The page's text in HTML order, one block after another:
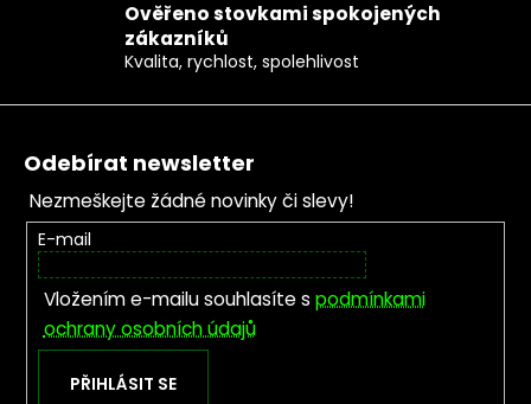
Ověřeno stovkami spokojených
zákazníků
Kvalita, rychlost, spolehlivost
Zápatí
Odebírat newsletter
Nezmeškejte žádné novinky či slevy!
E-mail
Vložením e-mailu souhlasíte s podmínkami
ochrany osobních údajů
PŘIHLÁSIT SE